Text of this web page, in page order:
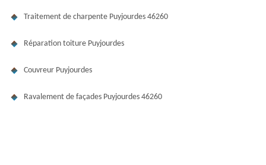
Traitement de charpente Puyjourdes 46260
Réparation toiture Puyjourdes
Couvreur Puyjourdes
Ravalement de façades Puyjourdes 46260